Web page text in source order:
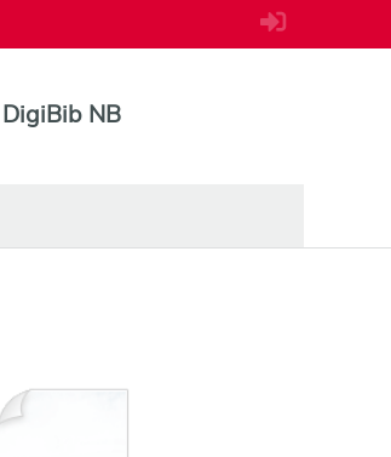
DigiBib NB